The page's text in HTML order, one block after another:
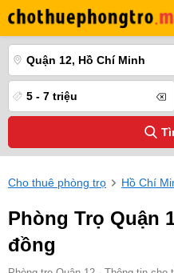
Quận 12, Hồ Chí Minh
5 - 7 triệu
Cho thuê phòng trọ Hồ Chí
Phòng Trọ Quận
đồng